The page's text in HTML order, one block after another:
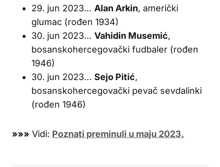
29. jun 2023… Alan Arkin, američki
glumac (rođen 1934)
30. jun 2023… Vahidin Musemić,
bosanskohercegovački fudbaler (rođen
1946)
30. jun 2023… Sejo Pitić,
bosanskohercegovački pevač sevdalinki
(rođen 1946)
»»» Vidi: Poznati preminuli u maju 2023.